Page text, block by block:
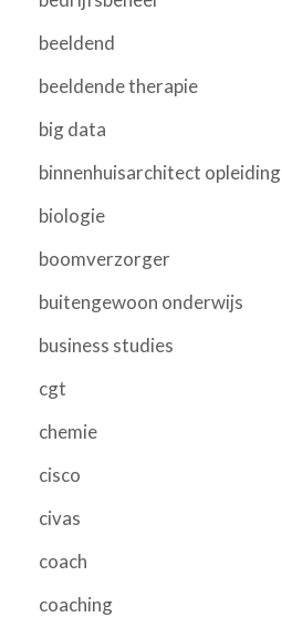
beeldend
beeldende therapie
big data
binnenhuisarchitect opleiding
biologie
boomverzorger
buitengewoon onderwijs
business studies
cgt
chemie
cisco
civas
coach
coaching